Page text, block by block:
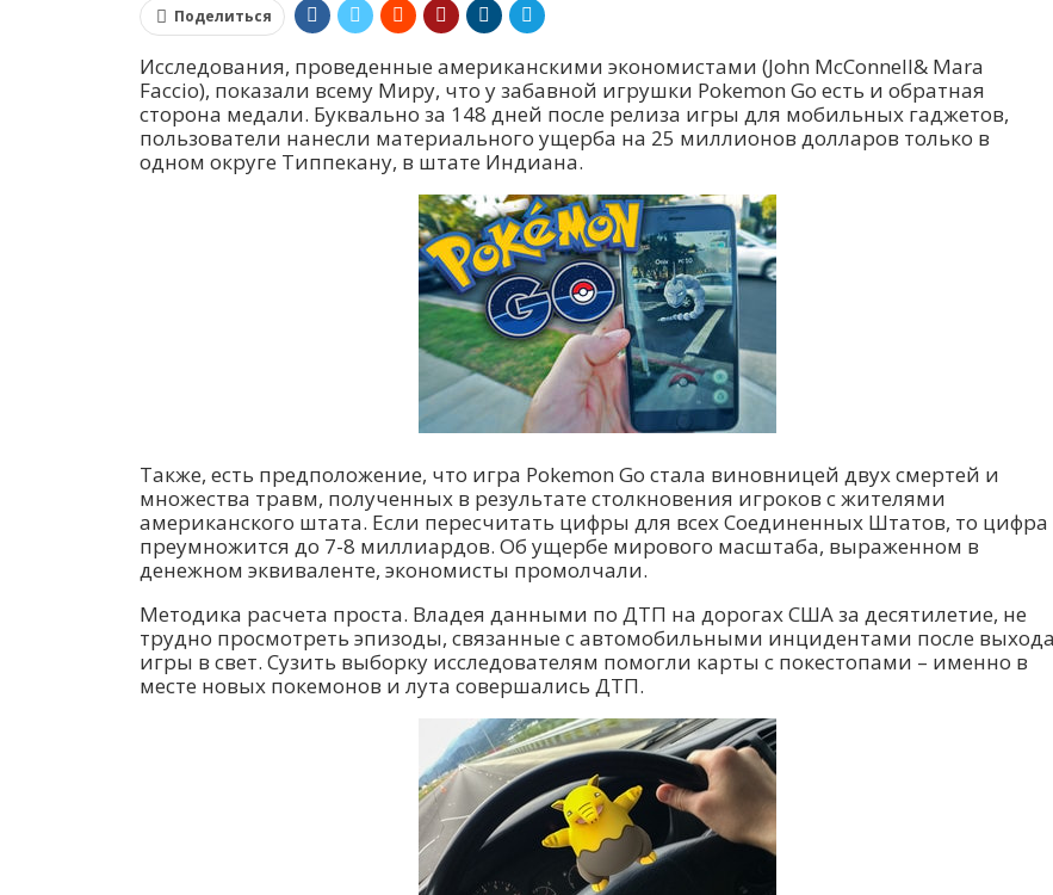
Поделиться
Исследования, проведенные американскими экономистами (John McConnell& Mara
Faccio), показали всему Миру, что у забавной игрушки Pokemon Go есть и обратная
сторона медали. Буквально за 148 дней после релиза игры для мобильных гаджетов,
пользователи нанесли материального ущерба на 25 миллионов долларов только в
одном округе Типпекану, в штате Индиана.
Также, есть предположение, что игра Pokemon Go стала виновницей двух смертей и
множества травм, полученных в результате столкновения игроков с жителями
американского штата. Если пересчитать цифры для всех Соединенных Штатов, то цифра
преумножится до 7-8 миллиардов. Об ущербе мирового масштаба, выраженном в
денежном эквиваленте, экономисты промолчали.
Методика расчета проста. Владея данными по ДТП на дорогах США за десятилетие, не
трудно просмотреть эпизоды, связанные с автомобильными инцидентами после выхода
игры в свет. Сузить выборку исследователям помогли карты с покестопами – именно в
месте новых покемонов и лута совершались ДТП.